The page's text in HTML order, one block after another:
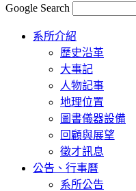
Google Search
Toggle
navigation
系所介紹
歷史沿革
大事記
人物記事
地理位置
圖書儀器設備
回顧與展望
徵才訊息
公告、行事曆
系所公告